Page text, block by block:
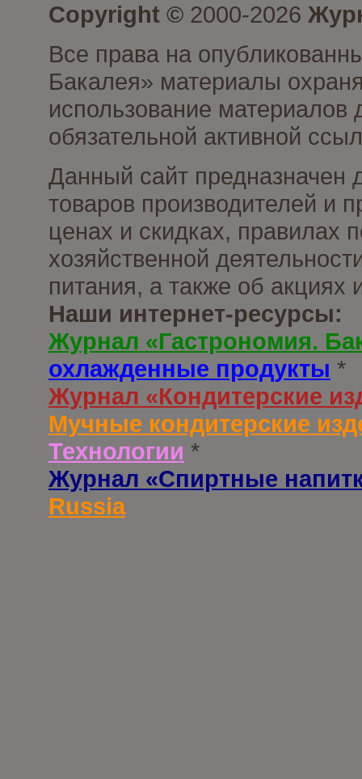
Copyright © 2000-2026
Все права на
Бакалея» материалы
использование материалов
обязательной активной
Данный сайт предназначен
товаров производителей и
ценах и скидках, правилах
хозяйственной
питания, а также об
Наши интернет-ресурсы:
Журнал «Гастрономия.
охлажденные продукты *
Журнал «Кондитерские
Мучные кондитерские
Технологии *
Журнал «Спиртные
Russia